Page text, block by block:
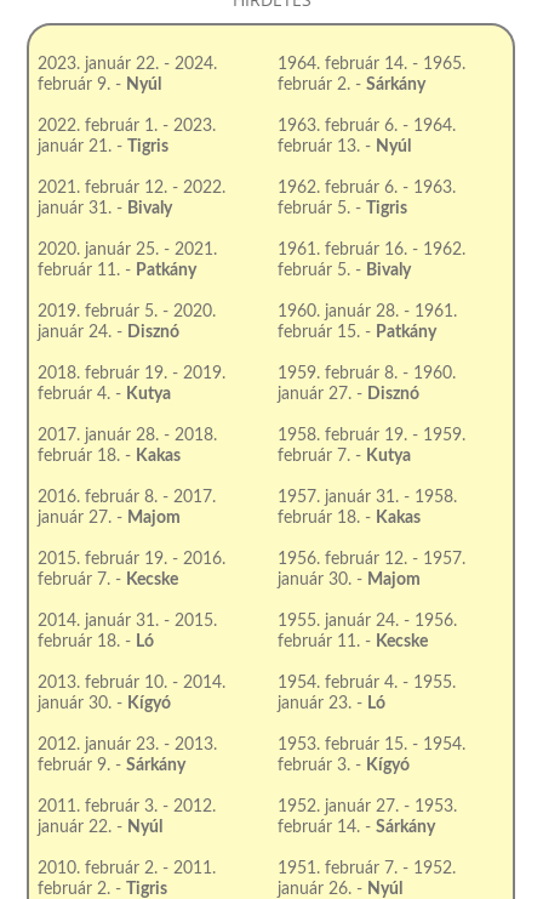
2023. január 22. - 2024.
február 9. - Nyúl
2022. február 1. - 2023.
január 21. -Tigris
2021. február 12. - 2022.
január 31. - Bivaly
2020. január 25. - 2021.
február 11. - Patkány
2019. február 5. - 2020.
január 24. - Disznó
2018. február 19. - 2019.
február 4. - Kutya
2017. január 28. - 2018.
február 18. - Kakas
2016. február 8. - 2017.
január 27. - Majom
2015. február 19. - 2016.
február 7. - Kecske
2014. január 31. - 2015.
február 18. - Ló
2013. február 10. - 2014.
január 30. - Kígyó
2012. január 23. - 2013.
február 9. -Sárkány
2011. február 3. - 2012.
január 22. - Nyúl
2010. február 2. - 2011.
február 2. -Tigris
1964. február 14. - 1965.
február 2. -Sárkány
1963. február 6. - 1964.
február 13. - Nyúl
1962. február 6. - 1963.
február 5. -Tigris
1961. február 16. - 1962.
február 5. - Bivaly
1960. január 28. - 1961.
február 15. - Patkány
1959. február 8. - 1960.
január 27. - Disznó
1958. február 19. - 1959.
február 7. - Kutya
1957. január 31. - 1958.
február 18. - Kakas
1956. február 12. - 1957.
január 30. - Majom
1955. január 24. - 1956.
február 11. - Kecske
1954. február 4. - 1955.
január 23. - Ló
1953. február 15. - 1954.
február 3. - Kígyó
1952. január 27. - 1953.
február 14. -Sárkány
1951. február 7. - 1952.
január 26. - Nyúl